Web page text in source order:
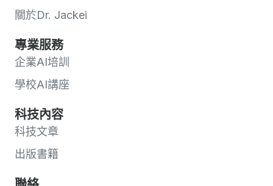
關於Dr. Jackei
專業服務
企業AI培訓
學校AI講座
科技內容
科技文章
出版書籍